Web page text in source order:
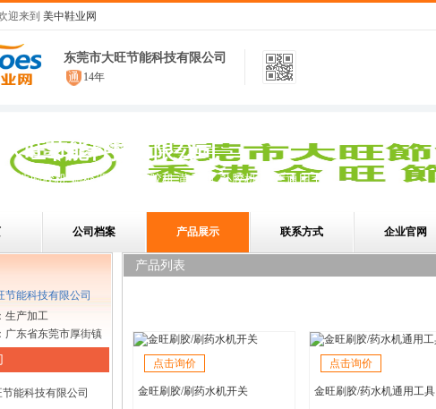
迎来到 美中鞋业网
东莞市大旺节能科技有限公司
14年
大旺节能科技有限公司
,油性刷胶机,刷处理剂机,打胶机,黄胶机,补胶机,配套通用工具
公司档案 产品展示 联系方式 企业官网
节能科技有限公司
生产加工
广东省东莞市厚街镇
能科技有限公司
产品列表
点击询价
金旺刷胶/刷药水机开关
点击询价
金旺刷胶/药水机通用工具